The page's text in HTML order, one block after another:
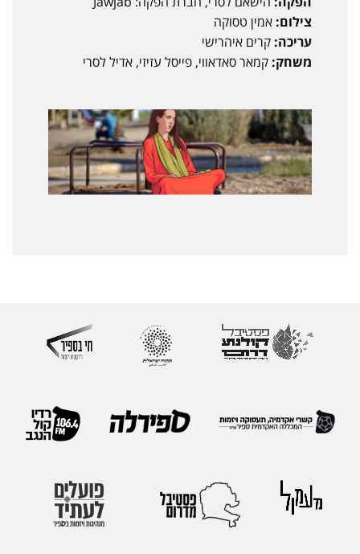
צילום: אמין טסוקה
עריכה: קרים איהרישי
משחק: קמאר סאדאווי, פייסל עזיזי, אדיל לסרי